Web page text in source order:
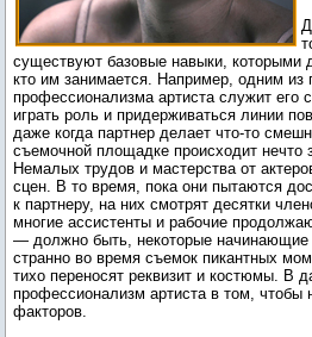
существуют базовые навыки, которыми
кто им занимается. Например, одним из
профессионализма артиста служит его
играть роль и придерживаться линии
даже когда партнер делает что-то
съемочной площадке происходит нечто
Немалых трудов и мастерства от
сцен. В то время, пока они пытаются
к партнеру, на них смотрят десятки
многие ассистенты и рабочие
— должно быть, некоторые начинающие
странно во время съемок пикантных
тихо переносят реквизит и костюмы. В
профессионализм артиста в том, чтобы
факторов.